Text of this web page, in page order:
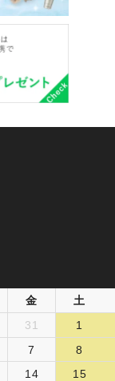
金
土
31
1
7
8
14
15